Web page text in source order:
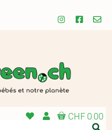
CHF 0.00